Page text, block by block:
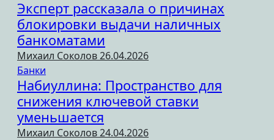
Эксперт рассказала о причинах
блокировки выдачи наличных
банкоматами
Михаил Соколов26.04.2026
Банки
Набиуллина: Пространство для
снижения ключевой ставки
уменьшается
Михаил Соколов24.04.2026